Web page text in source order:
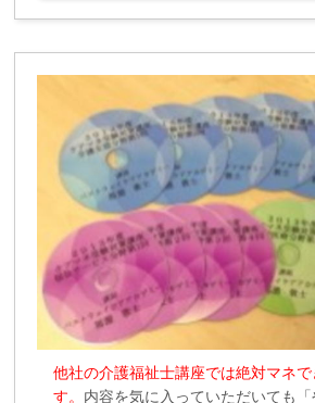
他社の介護福祉士講座では絶対マネ
す。 内容を気に入っていただいても「